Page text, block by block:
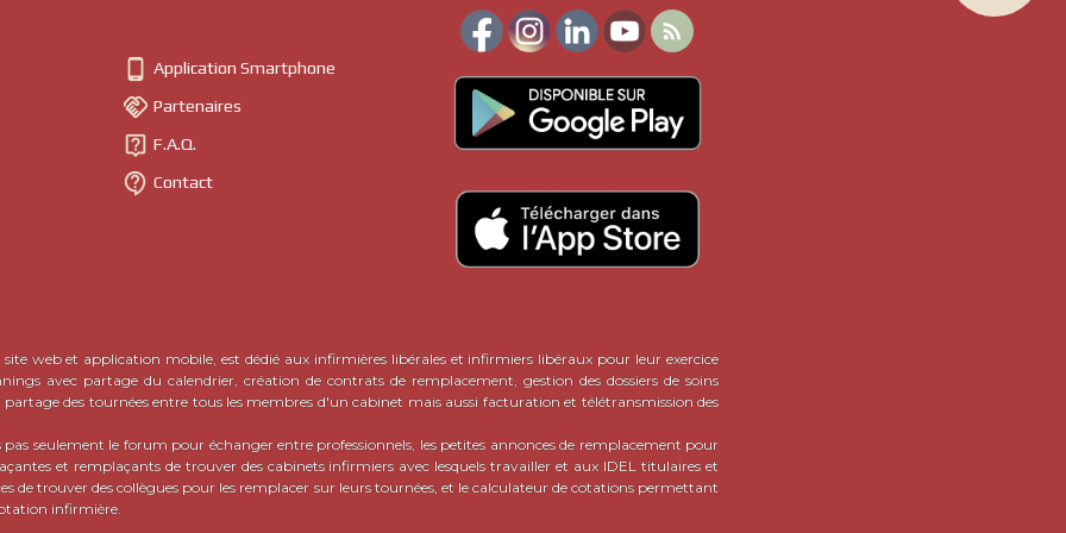
peut également s'agir de matériel nécessaire pour le travail quotidien des IDEL : TLA, sacoche,
de ville et infirmières de ville
- encore une façon de nommer les IDEL - de pouvoiracheter
de confrères et consoeurs avisé·e·s.
annonces entre infirmiers libéraux sur CalendrIDEL
est venue naturellement en se rendant
de demandes de ce type, sur les réseaux sociaux notamment. Désirant faire de CalendrIDEL
il semblait donc indispensable de proposer un tel outil , et qui plus est gratuitement : en effet,
sont riches en possibilités et occasions pour tous les IDEL : et si le bonheur n'est
publier sa propre petite annonce en cliquant ici!
EXPLICATIONS SUR LES ANNONCES
 Application Smartphone
 Partenaires
 F.A.Q.
 Contact

site web et application mobile, est dédié aux infirmières libérales et infirmiers libéraux pour leur exercice
avec partage du calendrier, création de contrats de remplacement, gestion des dossiers de soins
des tournées entre tous les membres d'un cabinet mais aussi facturation et télétransmission des
seulement le forum pour échanger entre professionnels, les petites annonces de remplacement pour
et remplaçants de trouver des cabinets infirmiers avec lesquels travailler et aux IDEL titulaires et
de trouver des collègues pour les remplacer sur leurs tournées, et le calculateur de cotations permettant
infirmière.